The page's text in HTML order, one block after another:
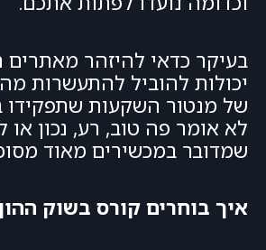
בעיקר כדאי להיזהר מאתרים
יכולות להוביל להתעשרות
של מנטור השקעות שתפקידו
לא אומר פה טוב, רע, נכון או
שמדובר במכשירים מאוד
איך בוחרים קורס בשוק